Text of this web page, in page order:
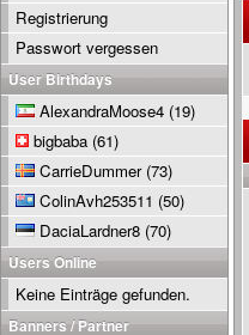
Registrierung
Passwort vergessen
User Birthdays
AlexandraMoose4 (19)
bigbaba (61)
CarrieDummer(73)
ColinAvh253511 (50)
DaciaLardner8 (70)
Users Online
Keine Einträge gefunden.
Banners / Partner